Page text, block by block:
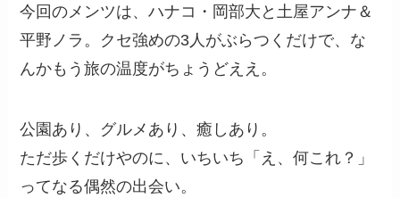
今回のメンツは、ハナコ・岡部大と土屋アンナ＆
平野ノラ。クセ強めの3人がぶらつくだけで、な
んかもう旅の温度がちょうどええ。
公園あり、グルメあり、癒しあり。
ただ歩くだけやのに、いちいち「え、何これ？」
ってなる偶然の出会い。